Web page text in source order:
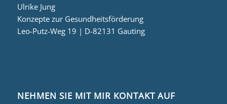
Ulrike Jung
Konzepte zur Gesundheitsförderung
Leo-Putz-Weg 19 | D-82131 Gauting
NEHMEN SIE MIT MIR KONTAKT AUF